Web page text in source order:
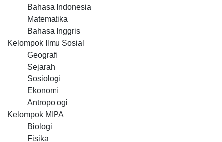
Bahasa Indonesia
Matematika
Bahasa Inggris
Kelompok Ilmu Sosial
Geografi
Sejarah
Sosiologi
Ekonomi
Antropologi
Kelompok MIPA
Biologi
Fisika